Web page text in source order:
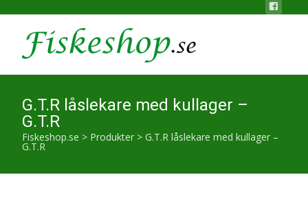
G.T.R låslekare med kullager –
G.T.R
Fiskeshop.se > Produkter > G.T.R låslekare med kullager –
G.T.R